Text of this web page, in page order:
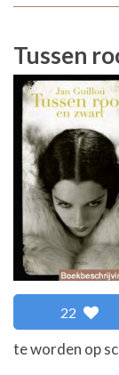
Tussen
22
te worden op